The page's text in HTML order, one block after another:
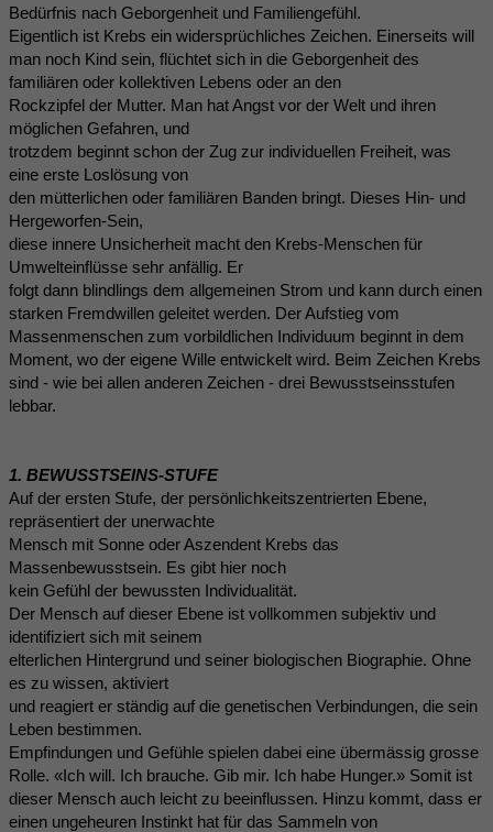
Bedürfnis nach Geborgenheit und Familiengefühl.
Eigentlich ist Krebs ein widersprüchliches Zeichen. Einerseits will
man noch Kind sein, flüchtet sich in die Geborgenheit des
familiären oder kollektiven Lebens oder an den
Rockzipfel der Mutter. Man hat Angst vor der Welt und ihren
möglichen Gefahren, und
trotzdem beginnt schon der Zug zur individuellen Freiheit, was
eine erste Loslösung von
den mütterlichen oder familiären Banden bringt. Dieses Hin- und
Hergeworfen-Sein,
diese innere Unsicherheit macht den Krebs-Menschen für
Umwelteinflüsse sehr anfällig. Er
folgt dann blindlings dem allgemeinen Strom und kann durch einen
starken Fremdwillen geleitet werden. Der Aufstieg vom
Massenmenschen zum vorbildlichen Individuum beginnt in dem
Moment, wo der eigene Wille entwickelt wird. Beim Zeichen Krebs
sind - wie bei allen anderen Zeichen - drei Bewusstseinsstufen
lebbar.
1. BEWUSSTSEINS-STUFE
Auf der ersten Stufe, der persönlichkeitszentrierten Ebene,
repräsentiert der unerwachte
Mensch mit Sonne oder Aszendent Krebs das
Massenbewusstsein. Es gibt hier noch
kein Gefühl der bewussten Individualität.
Der Mensch auf dieser Ebene ist vollkommen subjektiv und
identifiziert sich mit seinem
elterlichen Hintergrund und seiner biologischen Biographie. Ohne
es zu wissen, aktiviert
und reagiert er ständig auf die genetischen Verbindungen, die sein
Leben bestimmen.
Empfindungen und Gefühle spielen dabei eine übermässig grosse
Rolle. «Ich will. Ich brauche. Gib mir. Ich habe Hunger.» Somit ist
dieser Mensch auch leicht zu beeinflussen. Hinzu kommt, dass er
einen ungeheuren Instinkt hat für das Sammeln von